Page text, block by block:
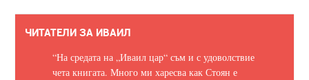
ЧИТАТЕЛИ ЗА ИВАИЛ
“На средата на „Иваил цар“ съм и с удоволствие
чета книгата. Много ми харесва как Стоян е